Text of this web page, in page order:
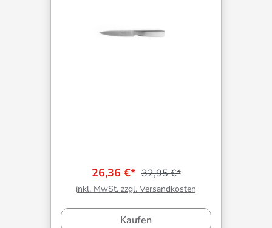
26,36 €* 32,95 €*
inkl. MwSt. zzgl. Versandkosten
Kaufen